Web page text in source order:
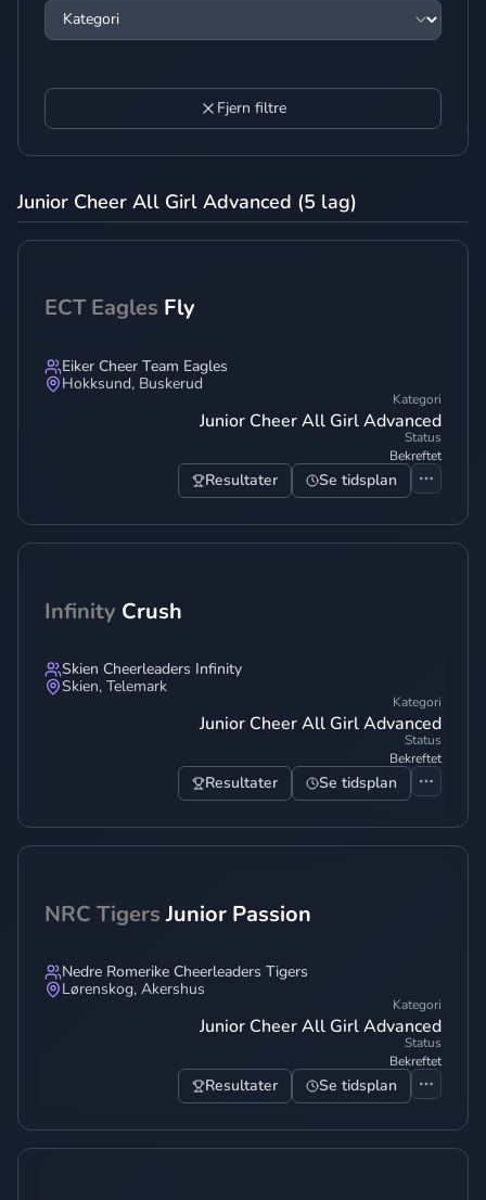
Fjern filtre
Junior Cheer All Girl Advanced (5 lag)
ECT Eagles Fly
Eiker Cheer Team Eagles
Hokksund, Buskerud
Kategori
Junior Cheer All Girl Advanced
Status
Bekreftet
Resultater Se tidsplan
Infinity Crush
Skien Cheerleaders Infinity
Skien, Telemark
Kategori
Junior Cheer All Girl Advanced
Status
Bekreftet
Resultater Se tidsplan
NRC Tigers Junior Passion
Nedre Romerike Cheerleaders Tigers
Lørenskog, Akershus
Kategori
Junior Cheer All Girl Advanced
Status
Bekreftet
Resultater Se tidsplan